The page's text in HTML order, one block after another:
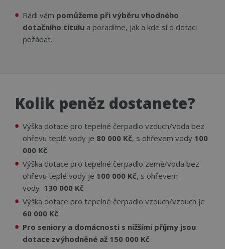
Rádi vám pomůžeme při výběru vhodného
dotačního titulu a poradíme, jak a kde si o dotaci
požádat.
Kolik peněz dostanete?
Výška dotace pro tepelné čerpadlo vzduch/voda bez
ohřevu teplé vody je 80 000 Kč, s ohřevem vody 100
000 Kč
Výška dotace pro tepelné čerpadlo země/voda bez
ohřevu teplé vody je 100 000 Kč, s ohřevem
vody 130 000 Kč
Výška dotace pro tepelné čerpadlo vzduch/vzduch je
60 000 Kč
Pro seniory a domácnosti s nižšími příjmy jsou
dotace zvýhodněné až 150 000 Kč